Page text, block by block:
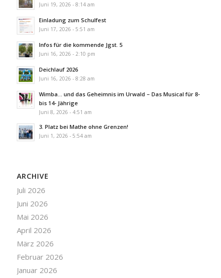
Juni 19, 2026 - 8:14 am
Einladung zum Schulfest
Juni 17, 2026 - 5:51 am
Infos für die kommende Jgst. 5
Juni 16, 2026 - 2:10 pm
Deichlauf 2026
Juni 16, 2026 - 8:28 am
Wimba… und das Geheimnis im Urwald – Das Musical für 8-
bis 14- Jährige
Juni 8, 2026 - 4:51 am
3. Platz bei Mathe ohne Grenzen!
Juni 1, 2026 - 5:54 am
ARCHIVE
Juli 2026
Juni 2026
Mai 2026
April 2026
März 2026
Februar 2026
Januar 2026